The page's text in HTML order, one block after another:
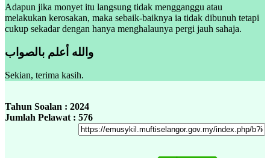
Adapun jika monyet itu langsung tidak mengganggu atau
melakukan kerosakan, maka sebaik-baiknya ia tidak dibunuh tetapi
cukup sekadar dengan hanya menghalaunya pergi jauh sahaja.
والله أعلم بالصواب
Sekian, terima kasih.
Tahun Soalan : 2024
Jumlah Pelawat : 576